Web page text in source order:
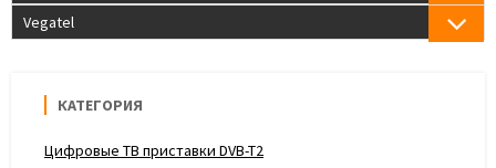
Vegatel
КАТЕГОРИЯ
Цифровые ТВ приставки DVB-T2